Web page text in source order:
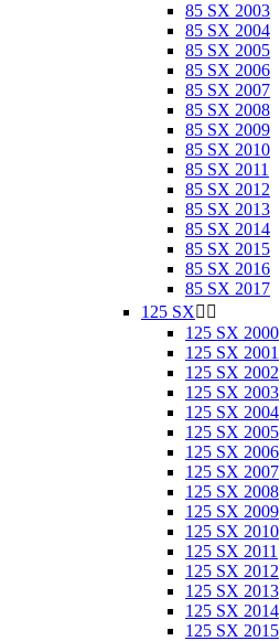
85 SX 2003
85 SX 2004
85 SX 2005
85 SX 2006
85 SX 2007
85 SX 2008
85 SX 2009
85 SX 2010
85 SX 2011
85 SX 2012
85 SX 2013
85 SX 2014
85 SX 2015
85 SX 2016
85 SX 2017
125 SX 
125 SX 2000
125 SX 2001
125 SX 2002
125 SX 2003
125 SX 2004
125 SX 2005
125 SX 2006
125 SX 2007
125 SX 2008
125 SX 2009
125 SX 2010
125 SX 2011
125 SX 2012
125 SX 2013
125 SX 2014
125 SX 2015